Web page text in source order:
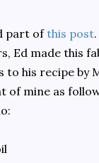
part ofthis post.
Ed made this
to his recipe by
of mine as